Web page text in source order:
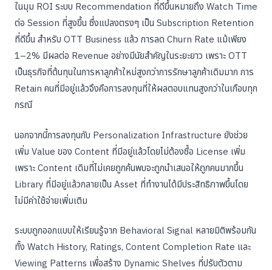
ในมุม ROI ระบบ Recommendation ที่ดีขึ้นหมายถึง Watch Time
ต่อ Session ที่สูงขึ้น ซึ่งแปลงตรงๆ เป็น Subscription Retention
ที่ดีขึ้น สำหรับ OTT Business แล้ว การลด Churn Rate แม้เพียง
1–2% มีผลต่อ Revenue อย่างมีนัยสำคัญในระยะยาว เพราะ OTT
เป็นธุรกิจที่ต้นทุนในการหาลูกค้าใหม่สูงกว่าการรักษาลูกค้าเดิมมาก การ
Retain คนที่มีอยู่แล้วจึงคือการลงทุนที่ให้ผลตอบแทนสูงกว่าในเกือบทุก
กรณี
นอกจากนี้การลงทุนกับ Personalization Infrastructure ยังช่วย
เพิ่ม Value ของ Content ที่มีอยู่แล้วโดยไม่ต้องซื้อ License เพิ่ม
เพราะ Content เดิมที่ไม่เคยถูกค้นพบจะถูกนำเสนอให้ถูกคนมากขึ้น
Library ที่มีอยู่แล้วกลายเป็น Asset ที่ทำงานได้มีประสิทธิภาพขึ้นโดย
ไม่มีค่าใช้จ่ายเพิ่มเติม
ระบบถูกออกแบบให้เรียนรู้จาก Behavioral Signal หลายมิติพร้อมกัน
ทั้ง Watch History, Ratings, Content Completion Rate และ
Viewing Patterns เพื่อสร้าง Dynamic Shelves ที่ปรับตัวตาม